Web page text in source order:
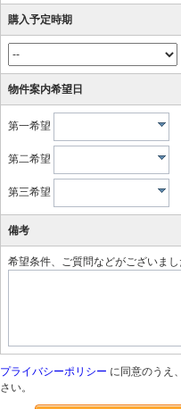
購入予定時期
物件案内希望日
第一希望
第二希望
第三希望
備考
希望条件、ご質問などがございまし
プライバシーポリシー に同意のうえ
さい。